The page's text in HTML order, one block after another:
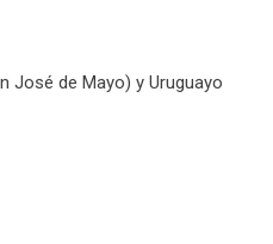
José de Mayo) y Uruguayo